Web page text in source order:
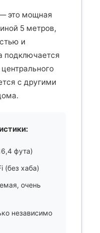
это мощная
5 метров,
и
подключается
с другими
фута)
(без хаба)
очень
независимо